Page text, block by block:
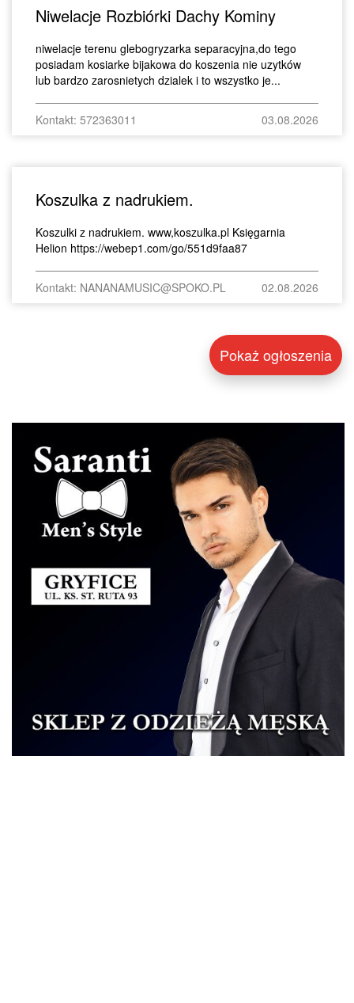
Niwelacje Rozbiórki Dachy Kominy
niwelacje terenu glebogryzarka separacyjna,do tego
posiadam kosiarke bijakowa do koszenia nie uzytków
lub bardzo zarosnietych dzialek i to wszystko je...
Kontakt: 572363011 03.08.2026
Koszulka z nadrukiem.
Koszulki z nadrukiem. www,koszulka.pl Księgarnia
Helion https://webep1.com/go/551d9faa87
Kontakt: NANANAMUSIC@SPOKO.PL 02.08.2026
Pokaż ogłoszenia